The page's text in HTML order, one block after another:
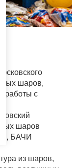
шаров,
работы с
шаров
БАЧИ
из шаров,